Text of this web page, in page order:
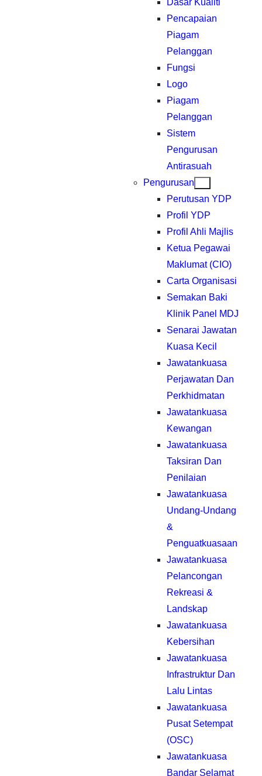
Dasar Kualiti
Pencapaian
Piagam
Pelanggan
Fungsi
Logo
Piagam
Pelanggan
Sistem
Pengurusan
Antirasuah
Pengurusan
Perutusan YDP
Profil YDP
Profil Ahli Majlis
Ketua Pegawai
Maklumat (CIO)
Carta Organisasi
Semakan Baki
Klinik Panel MDJ
Senarai Jawatan
Kuasa Kecil
Jawatankuasa
Perjawatan Dan
Perkhidmatan
Jawatankuasa
Kewangan
Jawatankuasa
Taksiran Dan
Penilaian
Jawatankuasa
Undang-Undang
&
Penguatkuasaan
Jawatankuasa
Pelancongan
Rekreasi &
Landskap
Jawatankuasa
Kebersihan
Jawatankuasa
Infrastruktur Dan
Lalu Lintas
Jawatankuasa
Pusat Setempat
(OSC)
Jawatankuasa
Bandar Selamat